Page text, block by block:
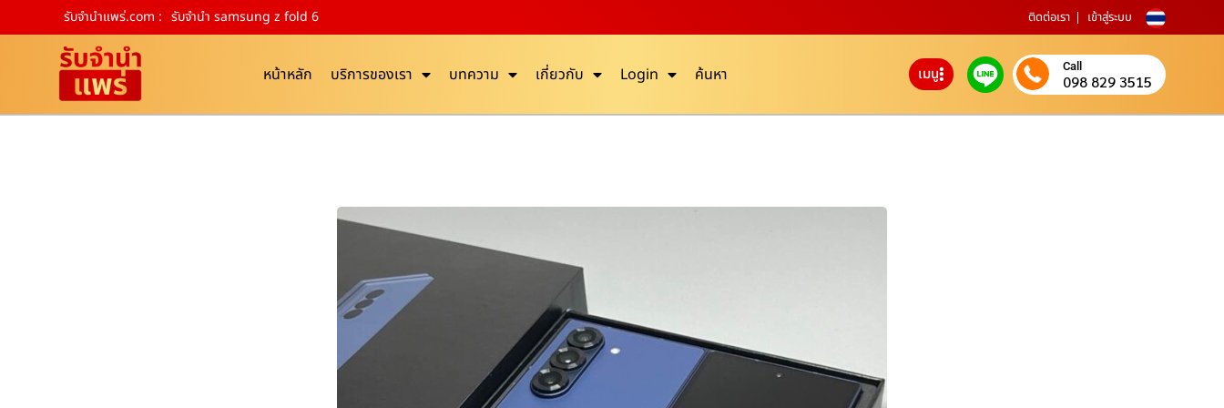
รับจํานําแพร่.com : รับจำนำ samsung z fold 6 ติดต่อเรา เข้าสู่ระบบ
หน้าหลัก บริการของเรา บทความ เกี่ยวกับ Login ค้นหา เมนู Call
098 829 3515